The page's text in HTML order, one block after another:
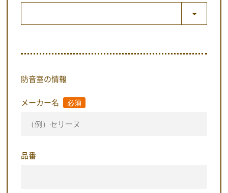
防音室の情報
メーカー名 必須
品番